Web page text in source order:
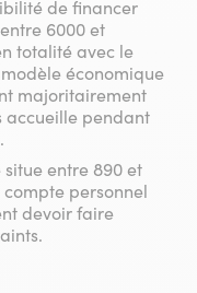
de financer
6000 et
totalité avec le
économique
majoritairement
accueille pendant
entre 890 et
personnel
devoir faire